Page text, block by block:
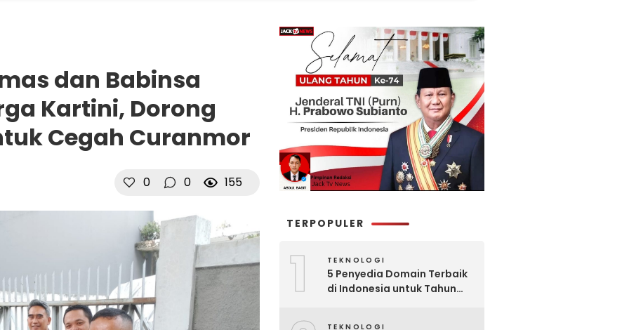
dan Babinsa
Kartini, Dorong
Cegah Curanmor
0 0 155
TERPOPULER
1 TEKNOLOGI
5 Penyedia Domain Terbaik
di Indonesia untuk Tahun
TEKNOLOGI